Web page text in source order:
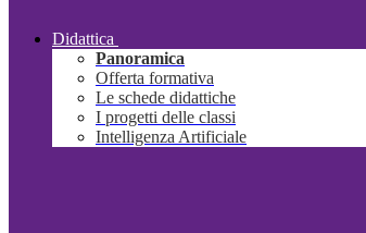
Didattica
Panoramica
Offerta formativa
Le schede didattiche
I progetti delle classi
Intelligenza Artificiale